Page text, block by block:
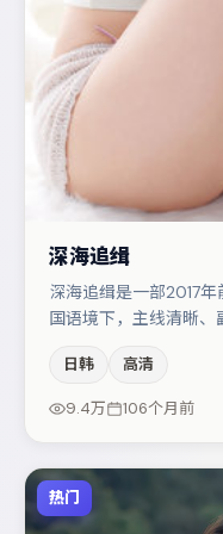
深海追缉
深海追缉是一部2017
国语境下，主线清晰、
演阵容包括文淇、小松
前后呼应，适合喜欢
日韩 高清
9.4万 106个月前
热门